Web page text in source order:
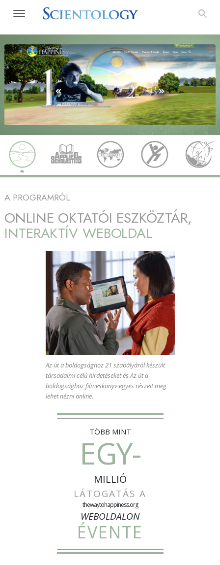
A PROGRAMRÓL
ONLINE OKTATÓI ESZKÖZTÁR,
INTERAKTÍV WEBOLDAL
Az út a boldogsághoz 21 szabályáról készült
társadalmi célú hirdetéseket és Az út a
boldogsághoz filmeskönyv egyes részeit meg
lehet nézni online.
TÖBB MINT
EGY-
MILLIÓ
LÁTOGATÁS A
thewaytohappiness.org
WEBOLDALON
ÉVENTE